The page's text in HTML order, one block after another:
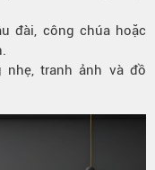
đài, công chúa hoặc
nhẹ, tranh ảnh và đồ